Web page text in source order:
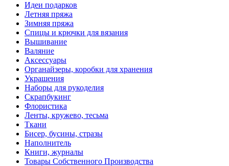
Идеи подарков
Летняя пряжа
Зимняя пряжа
Спицы и крючки для вязания
Вышивание
Валяние
Аксессуары
Органайзеры, коробки для хранения
Украшения
Наборы для рукоделия
Скрапбукинг
Флористика
Ленты, кружево, тесьма
Ткани
Бисер, бусины, стразы
Наполнитель
Книги, журналы
Товары Собственного Производства